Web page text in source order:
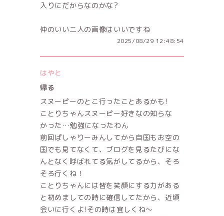
入りにだからなのかな?
仲のいい二人の画像はいいですね
2025/08/29 12:48:54
はやと
帰る
スヌーピーのとこ行ったことあるかも!
ことりちゃんスヌーピー好きなの知らな
かった…勉強になったわん
前回ぱしゃりーみんしてから自国もお空の
国でも見てなくて、ブログを見るたびにな
んとなく呼ばれてる気がしてるから、そろ
そろ行くね！
ことりちゃんには皆を笑顔にする力がある
と初めましての時に確信してたから、近頃
会いに行くよ!その時は宜しくね〜